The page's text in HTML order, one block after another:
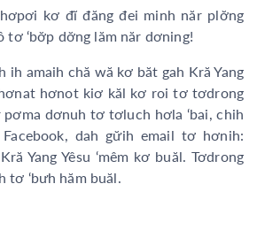
kơ đĭ đăng đei minh năr plơ̆ng
tơ ‘bơ̆p dơ̆ng lăm năr dơning!
ih amaih chă wă kơ băt gah Kră Yang
hơnot kiơ kăl kơ roi tơ tơdrong
dơnuh tơ tơluch hơla ‘bai, chih
dah gư̆ih email tơ hơnih:
Yang Yêsu ‘mêm kơ buăl. Tơdrong
‘bưh hăm buăl.